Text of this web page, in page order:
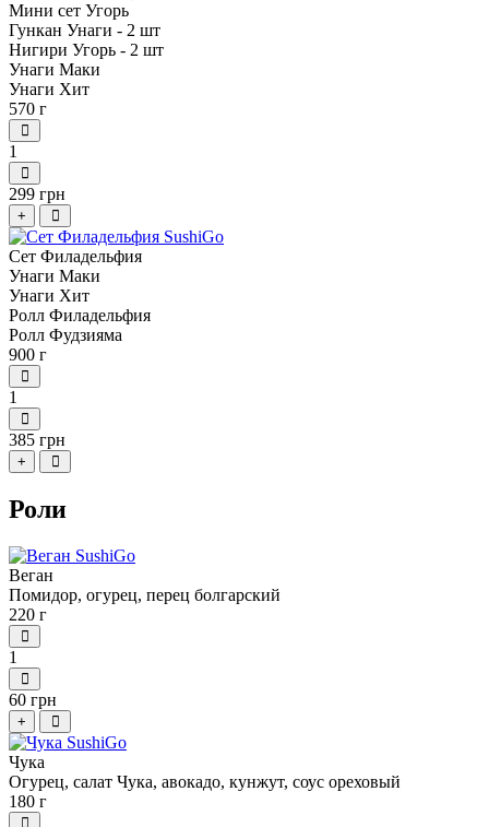
Мини сет Угорь
Гункан Унаги - 2 шт
Нигири Угорь - 2 шт
Унаги Маки
Унаги Хит
570 г
1
299 грн
+
Сет Филадельфия
Унаги Маки
Унаги Хит
Ролл Филадельфия
Ролл Фудзияма
900 г
1
385 грн
+
Роли
Веган
Помидор, огурец, перец болгарский
220 г
1
60 грн
+
Чука
Огурец, салат Чука, авокадо, кунжут, соус ореховый
180 г